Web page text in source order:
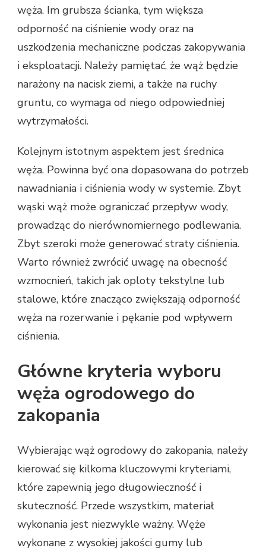
węża. Im grubsza ścianka, tym większa
odporność na ciśnienie wody oraz na
uszkodzenia mechaniczne podczas zakopywania
i eksploatacji. Należy pamiętać, że wąż będzie
narażony na nacisk ziemi, a także na ruchy
gruntu, co wymaga od niego odpowiedniej
wytrzymałości.
Kolejnym istotnym aspektem jest średnica
węża. Powinna być ona dopasowana do potrzeb
nawadniania i ciśnienia wody w systemie. Zbyt
wąski wąż może ograniczać przepływ wody,
prowadząc do nierównomiernego podlewania.
Zbyt szeroki może generować straty ciśnienia.
Warto również zwrócić uwagę na obecność
wzmocnień, takich jak oploty tekstylne lub
stalowe, które znacząco zwiększają odporność
węża na rozerwanie i pękanie pod wpływem
ciśnienia.
Główne kryteria wyboru
węża ogrodowego do
zakopania
Wybierając wąż ogrodowy do zakopania, należy
kierować się kilkoma kluczowymi kryteriami,
które zapewnią jego długowieczność i
skuteczność. Przede wszystkim, materiał
wykonania jest niezwykle ważny. Węże
wykonane z wysokiej jakości gumy lub